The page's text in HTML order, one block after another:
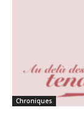
Chroniques